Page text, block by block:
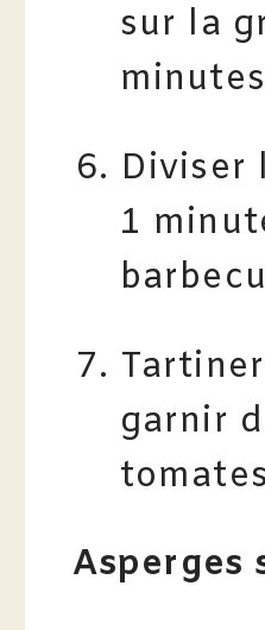
sur la
Diviser
1
garnir
Asperges